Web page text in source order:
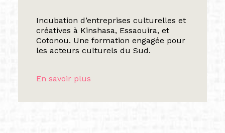
Incubation d’entreprises culturelles et
créatives à Kinshasa, Essaouira, et
Cotonou. Une formation engagée pour
les acteurs culturels du Sud.
En savoir plus